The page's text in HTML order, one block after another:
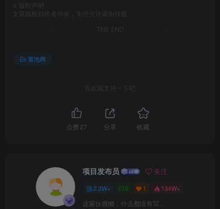
版权声明
文章版权归作者所有，未经允许请勿转载。
THE END
冒泡网
喜欢就支持一下吧
点赞27 分享 收藏
项目发布员 关注
2.3W+ 0 1 134W+
这家伙很懒，什么都没有写...